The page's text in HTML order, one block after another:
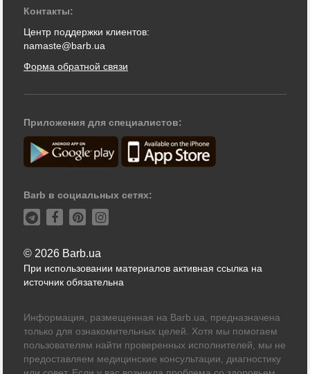
Контакты:
Центр поддержки клиентов:
namaste@barb.ua
Форма обратной связи
Приложения для специалистов:
Barb в социальных сетях:
© 2026 Barb.ua
При использовании материалов активная ссылка на
источник обязательна
Информация, размещенная на Barb.ua, предназначена
только для ознакомительных целей. Хотя мы помогаем
пользователям найти проверенных исполнителей, мы не
предоставляем медицинские консультации, диагностику